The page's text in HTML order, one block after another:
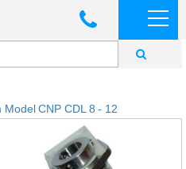
CNP CDL 8 - 12